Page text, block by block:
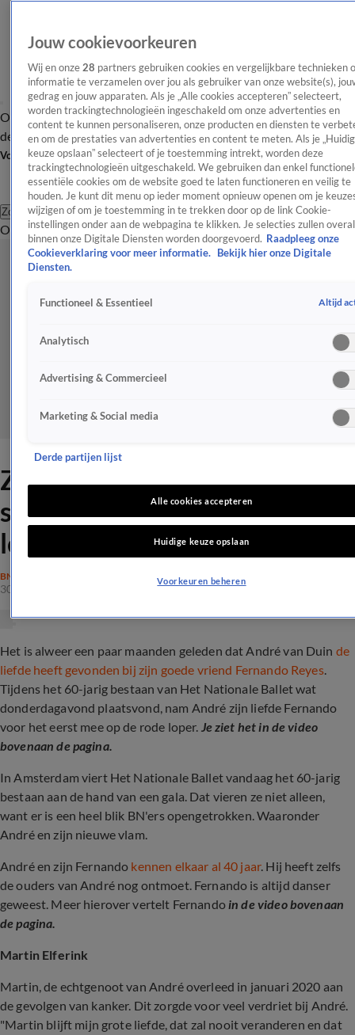
OverzichtAfleveringen Entertainment TV Algemeen
Tip
de redactieNieuwsbrief
Volg Shownieuws
Zoeken
OverzichtEntertainmentSpraakmakendRealityCrimeVideo's
ZIEN: André van Duin
schittert met vriend op rode
loper
BN'ERS
30 juni 2022, 20:15
Het is alweer een paar maanden geleden dat André van Duin de
liefde heeft gevonden bij zijn goede vriend Fernando Reyes.
Tijdens het 60-jarig bestaan van Het Nationale Ballet wat
donderdagavond plaatsvond, nam André zijn liefde Fernando
voor het eerst mee op de rode loper. Je ziet het in de video
bovenaan de pagina.
In Amsterdam viert Het Nationale Ballet vandaag het 60-jarig
bestaan aan de hand van een gala. Dat vieren ze niet alleen,
want er is een heel blik BN'ers opengetrokken. Waaronder
André en zijn nieuwe vlam.
André en zijn Fernando kennen elkaar al 40 jaar. Hij heeft zelfs
de ouders van André nog ontmoet. Fernando is altijd danser
geweest. Meer hierover vertelt Fernando in de video bovenaan
de pagina.
Martin Elferink
Martin, de echtgenoot van André overleed in januari 2020 aan
de gevolgen van kanker. Dit zorgde voor veel verdriet bij André.
"Martin blijft mijn grote liefde, dat zal nooit veranderen en dat
Jouw cookievoorkeuren
Wij en onze 28 partners gebruiken cookies en vergelijkbare technieken
informatie te verzamelen over jou als gebruiker van onze website(s),
gedrag en jouw apparaten. Als je „Alle cookies accepteren” selecteert,
worden trackingtechnologieën ingeschakeld om onze advertenties en
content te kunnen personaliseren, onze producten en diensten te
en om de prestaties van advertenties en content te meten. Als je
keuze opslaan” selecteert of je toestemming intrekt, worden deze
trackingtechnologieën uitgeschakeld. We gebruiken dan enkel
essentiële cookies om de website goed te laten functioneren en veilig te
houden. Je kunt dit menu op ieder moment opnieuw openen om je
wijzigen of om je toestemming in te trekken door op de link Cookie-
instellingen onder aan de webpagina te klikken. Je selecties zullen overal
binnen onze Digitale Diensten worden doorgevoerd. Raadpleeg onze
Cookieverklaring voor meer informatie.
Bekijk hier onze Digitale
Diensten.
Functioneel & Essentieel Altijd
Analytisch
Advertising & Commercieel
Marketing & Social media
Derde partijen lijst
Alle cookies accepteren
Huidige keuze opslaan
Voorkeuren beheren